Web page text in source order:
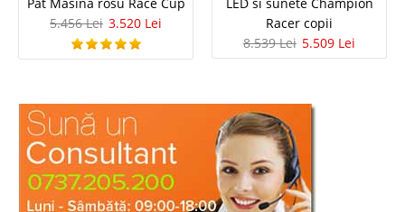
Pat Masina rosu Race Cup
5.456 Lei 3.520 Lei
LED si sunete Champion
Racer copii
8.539 Lei 5.509 Lei